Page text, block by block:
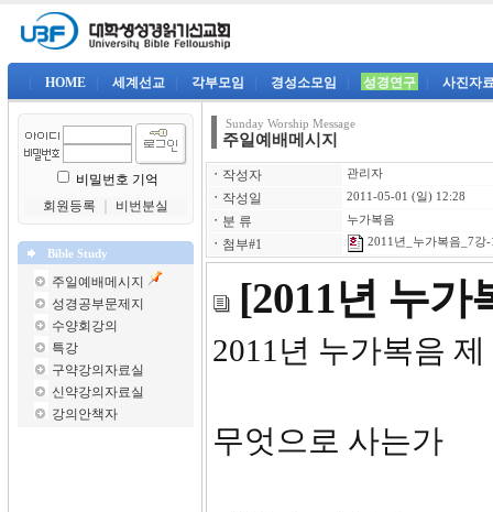
HOME 세계선교 각부모임 경성소모임 성경연구 사진자
비밀번호 기억
회원등록
비번분실
Bible Study
주일예배메시지
성경공부문제지
수양회강의
특강
구약강의자료실
신약강의자료실
강의안책자
Sunday Worship Message
주일예배메시지
ㆍ 작성자 관리자
ㆍ 작성일 2011-05-01 (일) 12:28
ㆍ 분 류 누가복음
ㆍ 첨부#1 2011년_누가복음_7강
[2011년 누가
2011년 누
무엇으로 사는가